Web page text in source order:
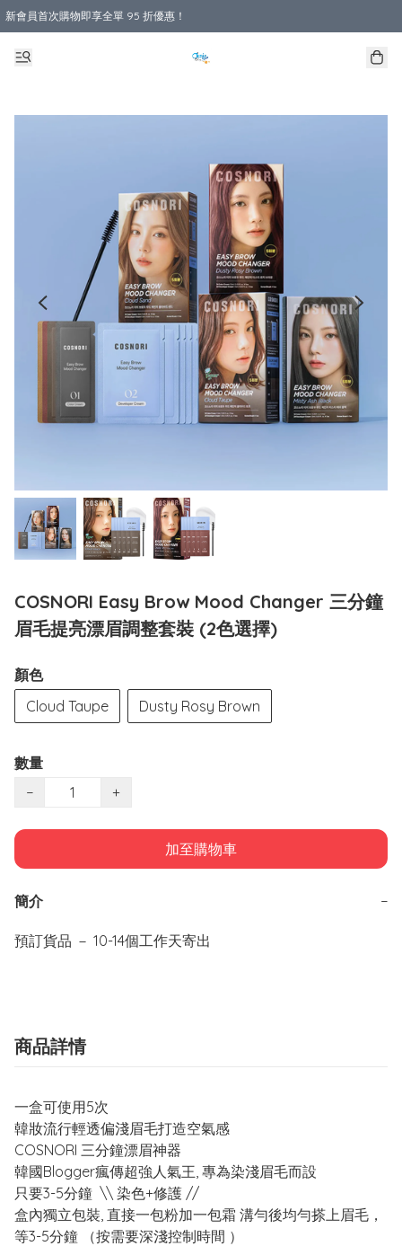
新會員首次購物即享全單 95 折優惠！
購物滿 HKD 800.00即享免運費優惠！（適用於 本地送貨、本地取貨 )
COSNORI Easy Brow Mood Changer 三分鐘
眉毛提亮漂眉調整套裝 (2色選擇)
顏色
Cloud Taupe
Dusty Rosy Brown
數量
−
+
加至購物車
簡介 −
商品詳情
一盒可使用5次
韓妝流行輕透偏淺眉毛打造空氣感
COSNORI 三分鐘漂眉神器
韓國Blogger瘋傳超強人氣王, 專為染淺眉毛而設
只要3-5分鐘 \\ 染色+修護 //
盒內獨立包裝, 直接一包粉加一包霜 溝勻後均勻搽上眉毛，
等3-5分鐘 （按需要深淺控制時間 ）